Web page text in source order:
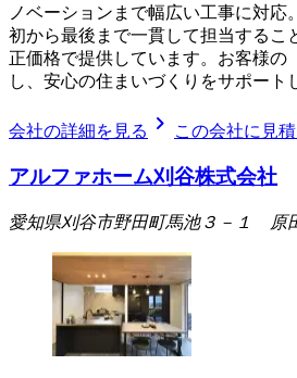
ノベーションまで幅広い工事に対応
初から最後まで一貫して担当するこ
正価格で提供しています。お客様の
し、安心の住まいづくりをサポート
会社の詳細を見る chevron_right この会社に見
アルファホーム刈谷株式会社
愛知県刈谷市野田町馬池３－１ 原